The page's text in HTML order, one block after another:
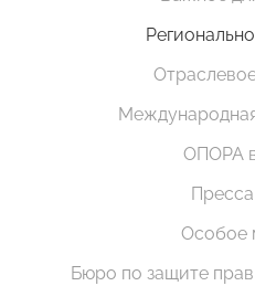
ОПОРА
Особое
Бюро по защите